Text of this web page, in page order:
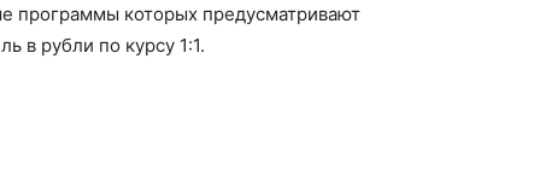
программы которых предусматривают
в рубли по курсу 1:1.